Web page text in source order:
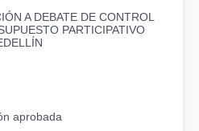
A DEBATE DE CONTROL
PARTICIPATIVO
aprobada